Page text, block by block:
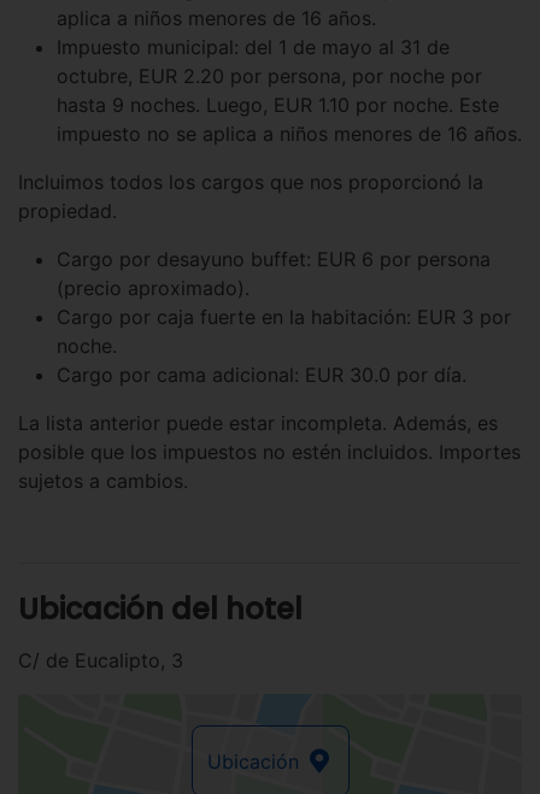
aplica a niños menores de 16 años.
Impuesto municipal: del 1 de mayo al 31 de
octubre, EUR 2.20 por persona, por noche por
hasta 9 noches. Luego, EUR 1.10 por noche. Este
impuesto no se aplica a niños menores de 16 años.
Incluimos todos los cargos que nos proporcionó la
propiedad.
Cargo por desayuno buffet: EUR 6 por persona
(precio aproximado).
Cargo por caja fuerte en la habitación: EUR 3 por
noche.
Cargo por cama adicional: EUR 30.0 por día.
La lista anterior puede estar incompleta. Además, es
posible que los impuestos no estén incluidos. Importes
sujetos a cambios.
Ubicación del hotel
C/ de Eucalipto, 3
Ubicación